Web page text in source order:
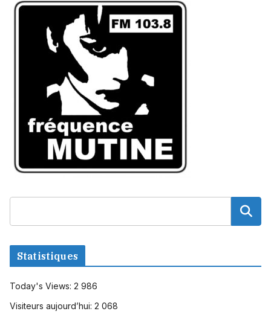
Statistiques
Today's Views: 2 986
Visiteurs aujourd’hui: 2 068